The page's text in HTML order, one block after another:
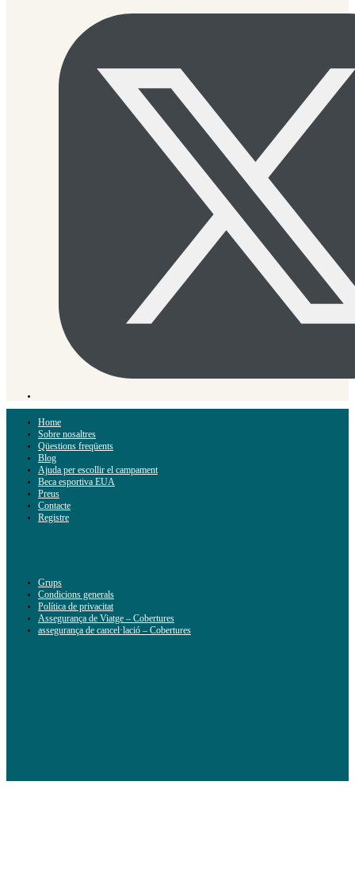
Home
Sobre nosaltres
Qüestions freqüents
Blog
Ajuda per escollir el campament
Beca esportiva EUA
Preus
Contacte
Registre
Grups
Condicions generals
Política de privacitat
Assegurança de Viatge – Cobertures
assegurança de cancel·lació – Cobertures